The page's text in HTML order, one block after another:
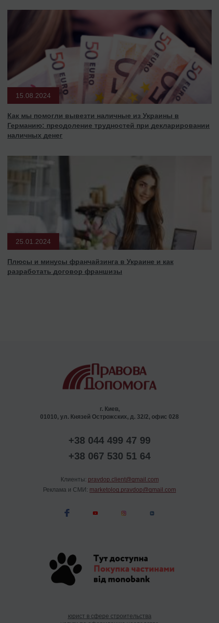
15.08.2024
Как мы помогли вывезти наличные из Украины в
Германию: преодоление трудностей при декларировании
наличных денег
25.01.2024
Плюсы и минусы франчайзинга в Украине и как
разработать договор франшизы
г. Киев,
01010, ул. Князей Острожских, д. 32/2, офис 028
+38 044 499 47 99
+38 067 530 51 64
Клиенты: pravdop.client@gmail.com
Реклама и СМИ: marketolog.pravdop@gmail.com
юрист в сфере строительства